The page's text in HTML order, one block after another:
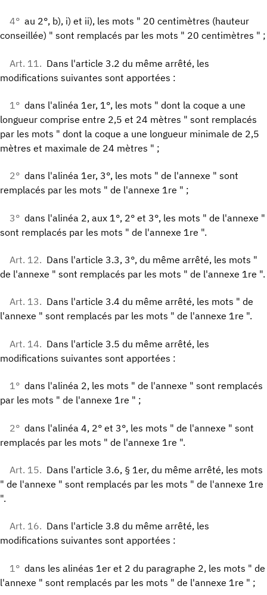
4° au 2°, b), i) et ii), les mots " 20 centimètres (hauteur
conseillée) " sont remplacés par les mots " 20 centimètres " ;
Art. 11. Dans l'article 3.2 du même arrêté, les
modifications suivantes sont apportées :
1° dans l'alinéa 1er, 1°, les mots " dont la coque a une
longueur comprise entre 2,5 et 24 mètres " sont remplacés
par les mots " dont la coque a une longueur minimale de 2,5
mètres et maximale de 24 mètres " ;
2° dans l'alinéa 1er, 3°, les mots " de l'annexe " sont
remplacés par les mots " de l'annexe 1re " ;
3° dans l'alinéa 2, aux 1°, 2° et 3°, les mots " de l'annexe "
sont remplacés par les mots " de l'annexe 1re ".
Art. 12. Dans l'article 3.3, 3°, du même arrêté, les mots "
de l'annexe " sont remplacés par les mots " de l'annexe 1re ".
Art. 13. Dans l'article 3.4 du même arrêté, les mots " de
l'annexe " sont remplacés par les mots " de l'annexe 1re ".
Art. 14. Dans l'article 3.5 du même arrêté, les
modifications suivantes sont apportées :
1° dans l'alinéa 2, les mots " de l'annexe " sont remplacés
par les mots " de l'annexe 1re " ;
2° dans l'alinéa 4, 2° et 3°, les mots " de l'annexe " sont
remplacés par les mots " de l'annexe 1re ".
Art. 15. Dans l'article 3.6, § 1er, du même arrêté, les mots
" de l'annexe " sont remplacés par les mots " de l'annexe 1re
".
Art. 16. Dans l'article 3.8 du même arrêté, les
modifications suivantes sont apportées :
1° dans les alinéas 1er et 2 du paragraphe 2, les mots " de
l'annexe " sont remplacés par les mots " de l'annexe 1re " ;